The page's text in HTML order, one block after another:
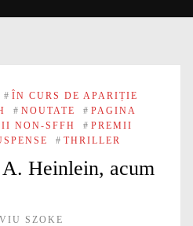
# ÎN CURS DE APARIȚIE
# NOUTATE # PAGINA
NON-SFFH # PREMII
# THRILLER
Heinlein, acum
SZOKE